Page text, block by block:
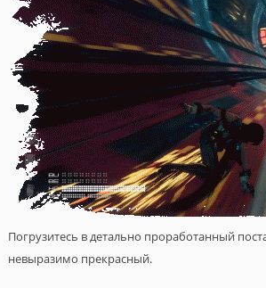
Погрузитесь в детально проработанный
невыразимо прекрасный.